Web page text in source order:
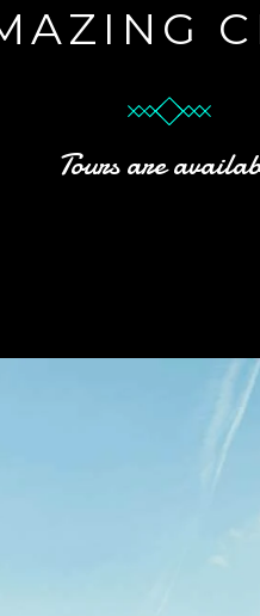
Tours are